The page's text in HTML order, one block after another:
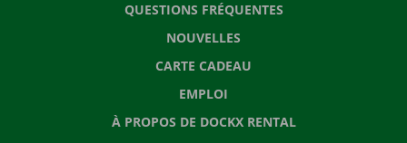
QUESTIONS FRÉQUENTES
NOUVELLES
CARTE CADEAU
EMPLOI
À PROPOS DE DOCKX RENTAL